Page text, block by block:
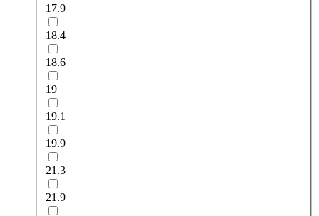
17.9
18.4
18.6
19
19.1
19.9
21.3
21.9